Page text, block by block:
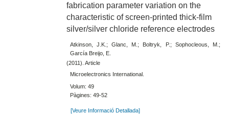
fabrication parameter variation on the
characteristic of screen-printed thick-film
silver/silver chloride reference electrodes
Atkinson, J.K.; Glanc, M.; Boltryk, P.; Sophocleous, M.;
García Breijo, E.
(2011). Article
Microelectronics International.
Volum: 49
Pàgines: 49-52
[Veure Informació Detallada]